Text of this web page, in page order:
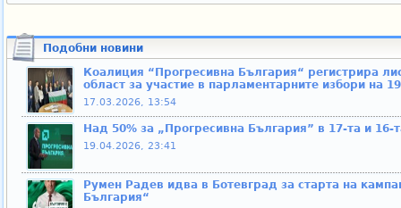
Подобни новини
Коалиция “Прогресивна България“ регистрира
област за участие в парламентарните избори на
17.03.2026, 13:54
Над 50% за „Прогресивна България” в 17-та и 16-
19.04.2026, 23:41
Румен Радев идва в Ботевград за старта на
България“